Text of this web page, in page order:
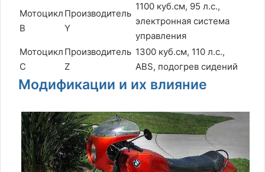
Мотоцикл
B
Производитель
Y
1100 куб.см, 95 л.с.,
электронная система
управления
Мотоцикл
C
Производитель
Z
1300 куб.см, 110 л.с.,
ABS, подогрев сидений
Модификации и их влияние